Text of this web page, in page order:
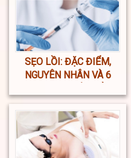
SẸO LỒI: ĐẶC ĐIỂM,
NGUYÊN NHÂN VÀ 6
TRỊ